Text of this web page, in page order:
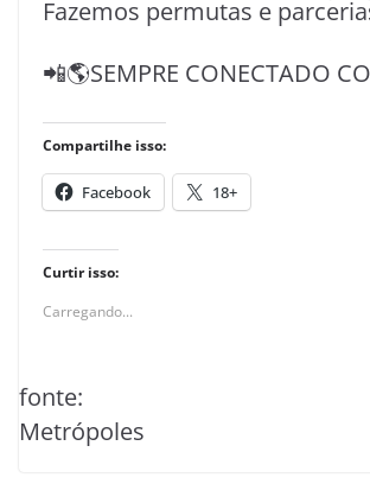
Fazemos permutas e
📲🌎SEMPRE CONECTADO
Compartilhe isso:
Facebook 18+
Curtir isso:
Carregando...
fonte:
Metrópoles